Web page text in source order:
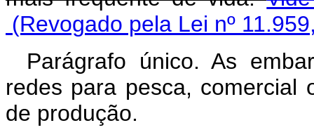
(Revogado pela Lei nº
Parágrafo único. As
redes para pesca, comercial
de produção.